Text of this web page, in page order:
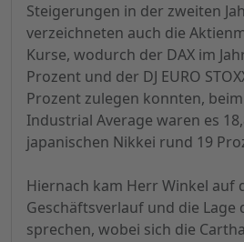
Steigerungen in der zweiten
verzeichneten auch die
Kurse, wodurch der DAX im
Prozent und der DJ EURO
Prozent zulegen konnten, beim
Industrial Average waren es
japanischen Nikkei rund 19
Hiernach kam Herr Winkel auf
Geschäftsverlauf und die Lage
sprechen, wobei sich die